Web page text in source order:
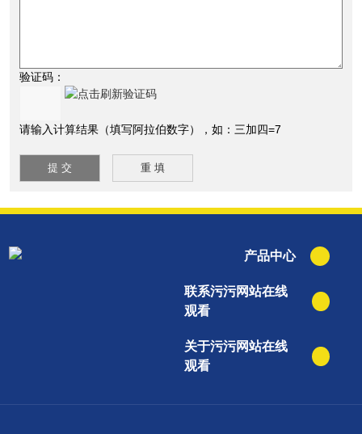
验证码：
请输入计算结果（填写阿拉伯数字），如：三加四=7
产品中心
联系污污网站在线
观看
关于污污网站在线
观看